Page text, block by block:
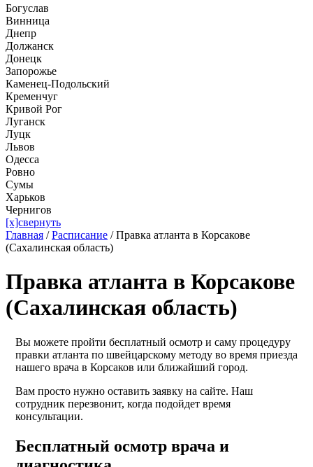
Богуслав
Винница
Днепр
Должанск
Донецк
Запорожье
Каменец-Подольский
Кременчуг
Кривой Рог
Луганск
Луцк
Львов
Одесса
Ровно
Сумы
Харьков
Чернигов
[x]свернуть
Главная /Расписание /Правка атланта в Корсакове
(Сахалинская область)
Правка атланта в Корсакове
(Сахалинская область)
Вы можете пройти бесплатный осмотр и саму процедуру
правки атланта по швейцарскому методу во время приезда
нашего врача в Корсаков или ближайший город.
Вам просто нужно оставить заявку на сайте. Наш
сотрудник перезвонит, когда подойдет время
консультации.
Бесплатный осмотр врача и